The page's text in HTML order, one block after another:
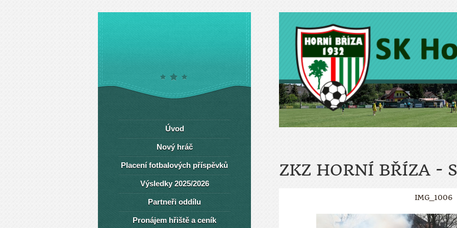
ZKZ HORNÍ BŘÍZA -
IMG_1006
Úvod
Nový hráč
Placení fotbalových příspěvků
Výsledky 2025/2026
Partneři oddílu
Pronájem hřiště a ceník